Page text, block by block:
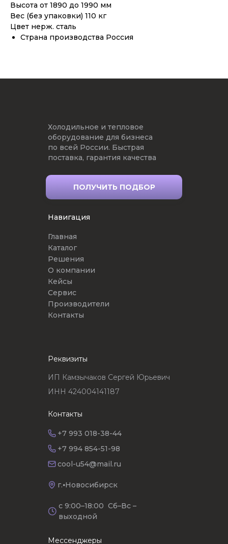
Высота от 1890 до 1990 мм
Вес (без упаковки) 110 кг
Цвет нерж. сталь
Страна производства Россия
+7 994 854-51-98
+7 993 018-38-44
cool-u54@mail.ru
г.⦁Новосибирск
с 9:00–18:00 Сб–Вс –
выходной
Контакты
ИП Камзычаков Сергей Юрьевич
ИНН 424004141187
Реквизиты
Холодильное и тепловое
оборудование для бизнеса
по всей России. Быстрая
поставка, гарантия качества
Мессенджеры
ПОЛУЧИТЬ ПОДБОР
Главная
Каталог
Решения
О компании
Кейсы
Сервис
Производители
Контакты
Навигация